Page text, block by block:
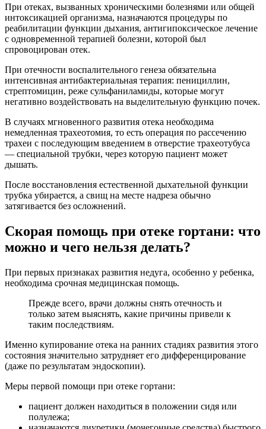
При отеках, вызванных хроническими болезнями или общей
интоксикацией организма, назначаются процедуры по
реабилитации функции дыхания, антигипоксическое лечение
с одновременной терапией болезни, которой был
спровоцирован отек.
При отечности воспалительного генеза обязательна
интенсивная антибактериальная терапия: пенициллин,
стрептомицин, реже сульфаниламиды, которые могут
негативно воздействовать на выделительную функцию почек.
В случаях мгновенного развития отека необходима
немедленная трахеотомия, то есть операция по рассечению
трахеи с последующим введением в отверстие трахеотубуса
— специальной трубки, через которую пациент может
дышать.
После восстановления естественной дыхательной функции
трубка убирается, а свищ на месте надреза обычно
затягивается без осложнений.
Скорая помощь при отеке гортани: что
можно и чего нельзя делать?
При первых признаках развития недуга, особенно у ребенка,
необходима срочная медицинская помощь.
Прежде всего, врачи должны снять отечность и
только затем выяснять, какие причины привели к
таким последствиям.
Именно купирование отека на ранних стадиях развития этого
состояния значительно затрудняет его дифференцирование
(даже по результатам эндоскопии).
Меры первой помощи при отеке гортани:
пациент должен находиться в положении сидя или
полулежа;